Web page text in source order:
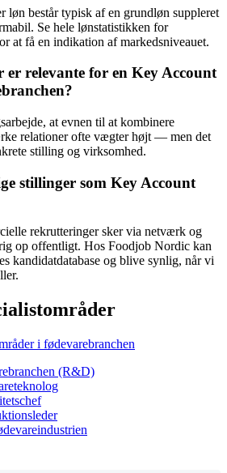
løn består typisk af en grundløn suppleret
Se hele lønstatistikken for
at få en indikation af markedsniveauet.
er relevante for en Key Account
at evnen til at kombinere
relationer ofte vægter højt — men det
stilling og virksomhed.
stillinger som Key Account
rekrutteringer sker via netværk og
op offentligt. Hos Foodjob Nordic kan
kandidatdatabase og blive synlig, når vi
i fødevarebranchen
(R&D)